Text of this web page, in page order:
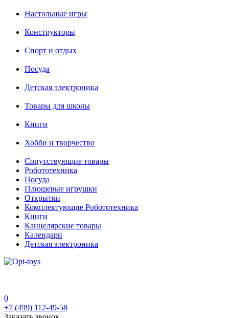
Настольные игры
Конструкторы
Спорт и отдых
Посуда
Детская электроника
Товары для школы
Книги
Хобби и творчество
Сопутствующие товары
Робототехника
Посуда
Плюшевые игрушки
Открытки
Комплектующие Робототехника
Книги
Канцелярские товары
Календари
Детская электроника
0
+7 (499) 112-49-58